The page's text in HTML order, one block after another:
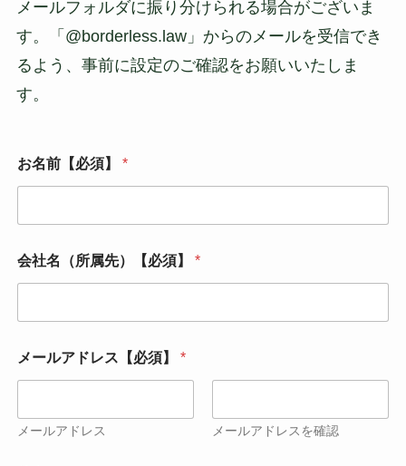
メールフォルダに振り分けられる場合がございま
す。「@borderless.law」からのメールを受信でき
るよう、事前に設定のご確認をお願いいたしま
す。
ー
ル
ス
【
必
】
問
せ
お名前【必須】 *
会社名（所属先）【必須】 *
メールアドレス【必須】 *
メールアドレス メールアドレスを確認